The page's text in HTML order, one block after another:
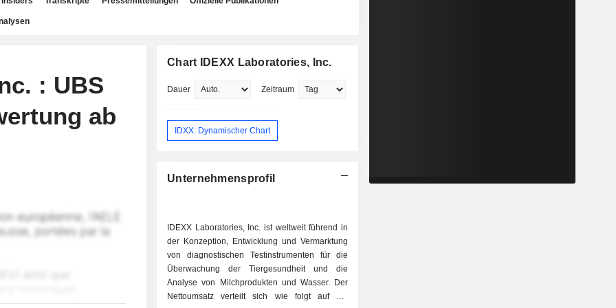
: UBS
ab
Chart IDEXX Laboratories, Inc.
Dauer Zeitraum
IDXX: Dynamischer Chart
Unternehmensprofil
IDEXX Laboratories, Inc. ist weltweit führend in
der Konzeption, Entwicklung und Vermarktung
von diagnostischen Testinstrumenten für die
Überwachung der Tiergesundheit und die
Analyse von Milchprodukten und Wasser. Der
Nettoumsatz verteilt sich wie folgt auf die